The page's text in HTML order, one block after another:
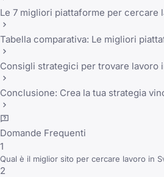
Le 7 migliori piattaforme per cercare
Tabella comparativa: Le migliori
Consigli strategici per trovare lavoro
Conclusione: Crea la tua strategia
Domande Frequenti
1
Qual è il miglior sito per cercare lavoro in
2